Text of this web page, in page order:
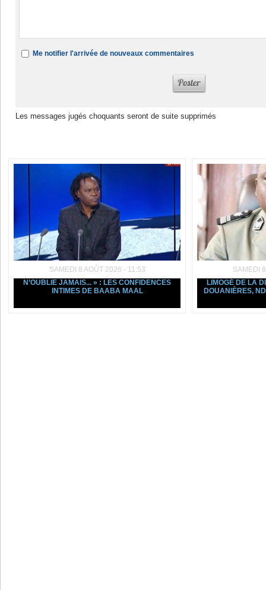
Me notifier l'arrivée de nouveaux commentaires
Les messages jugés choquants seront de suite supprimés
SAMEDI 8 AOÛT 2026 - 11:53
N’OUBLIE JAMAIS... » : LES CONFIDENCES
INTIMES DE BAABA MAAL
SAMEDI
LIMOGÉ DE LA
DOUANIÈRES,